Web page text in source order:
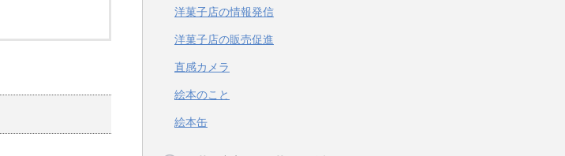
洋菓子店の情報発信
洋菓子店の販売促進
直感カメラ
絵本のこと
絵本缶